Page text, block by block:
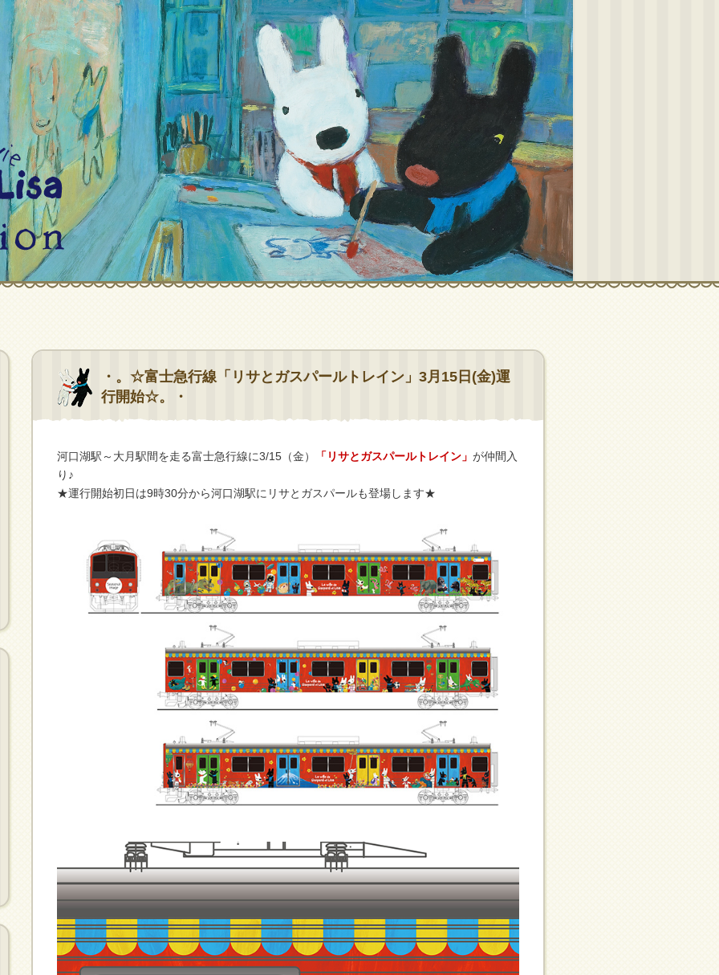
・。☆富士急行線「リサとガスパールトレイン」3月15日(金)運
行開始☆。・
河口湖駅～大月駅間を走る富士急行線に3/15（金） 「リサとガスパールトレイン」 が仲間入
り♪
★運行開始初日は9時30分から河口湖駅にリサとガスパールも登場します★